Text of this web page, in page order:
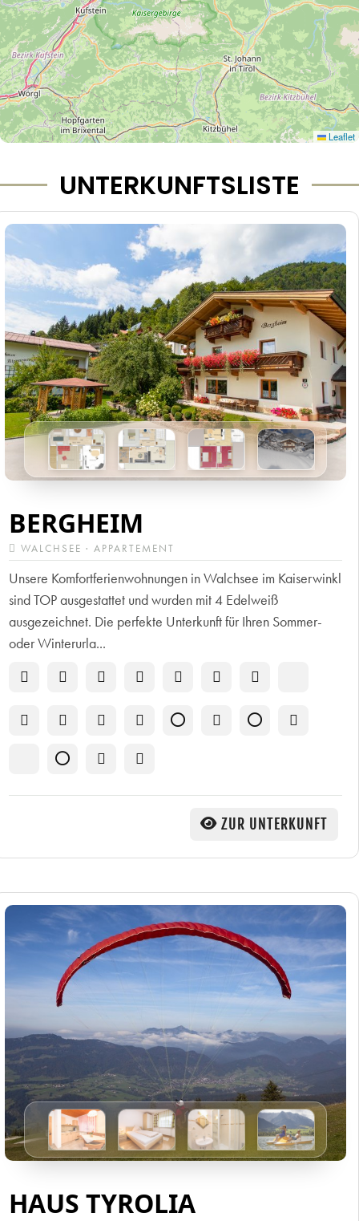
Leaflet
UNTERKUNFTSLISTE
BERGHEIM
WALCHSEE · APPARTEMENT
Unsere Komfortferienwohnungen in Walchsee im Kaiserwinkl
sind TOP ausgestattet und wurden mit 4 Edelweiß
ausgezeichnet. Die perfekte Unterkunft für Ihren Sommer-
oder Winterurla...
ZUR UNTERKUNFT
HAUS TYROLIA